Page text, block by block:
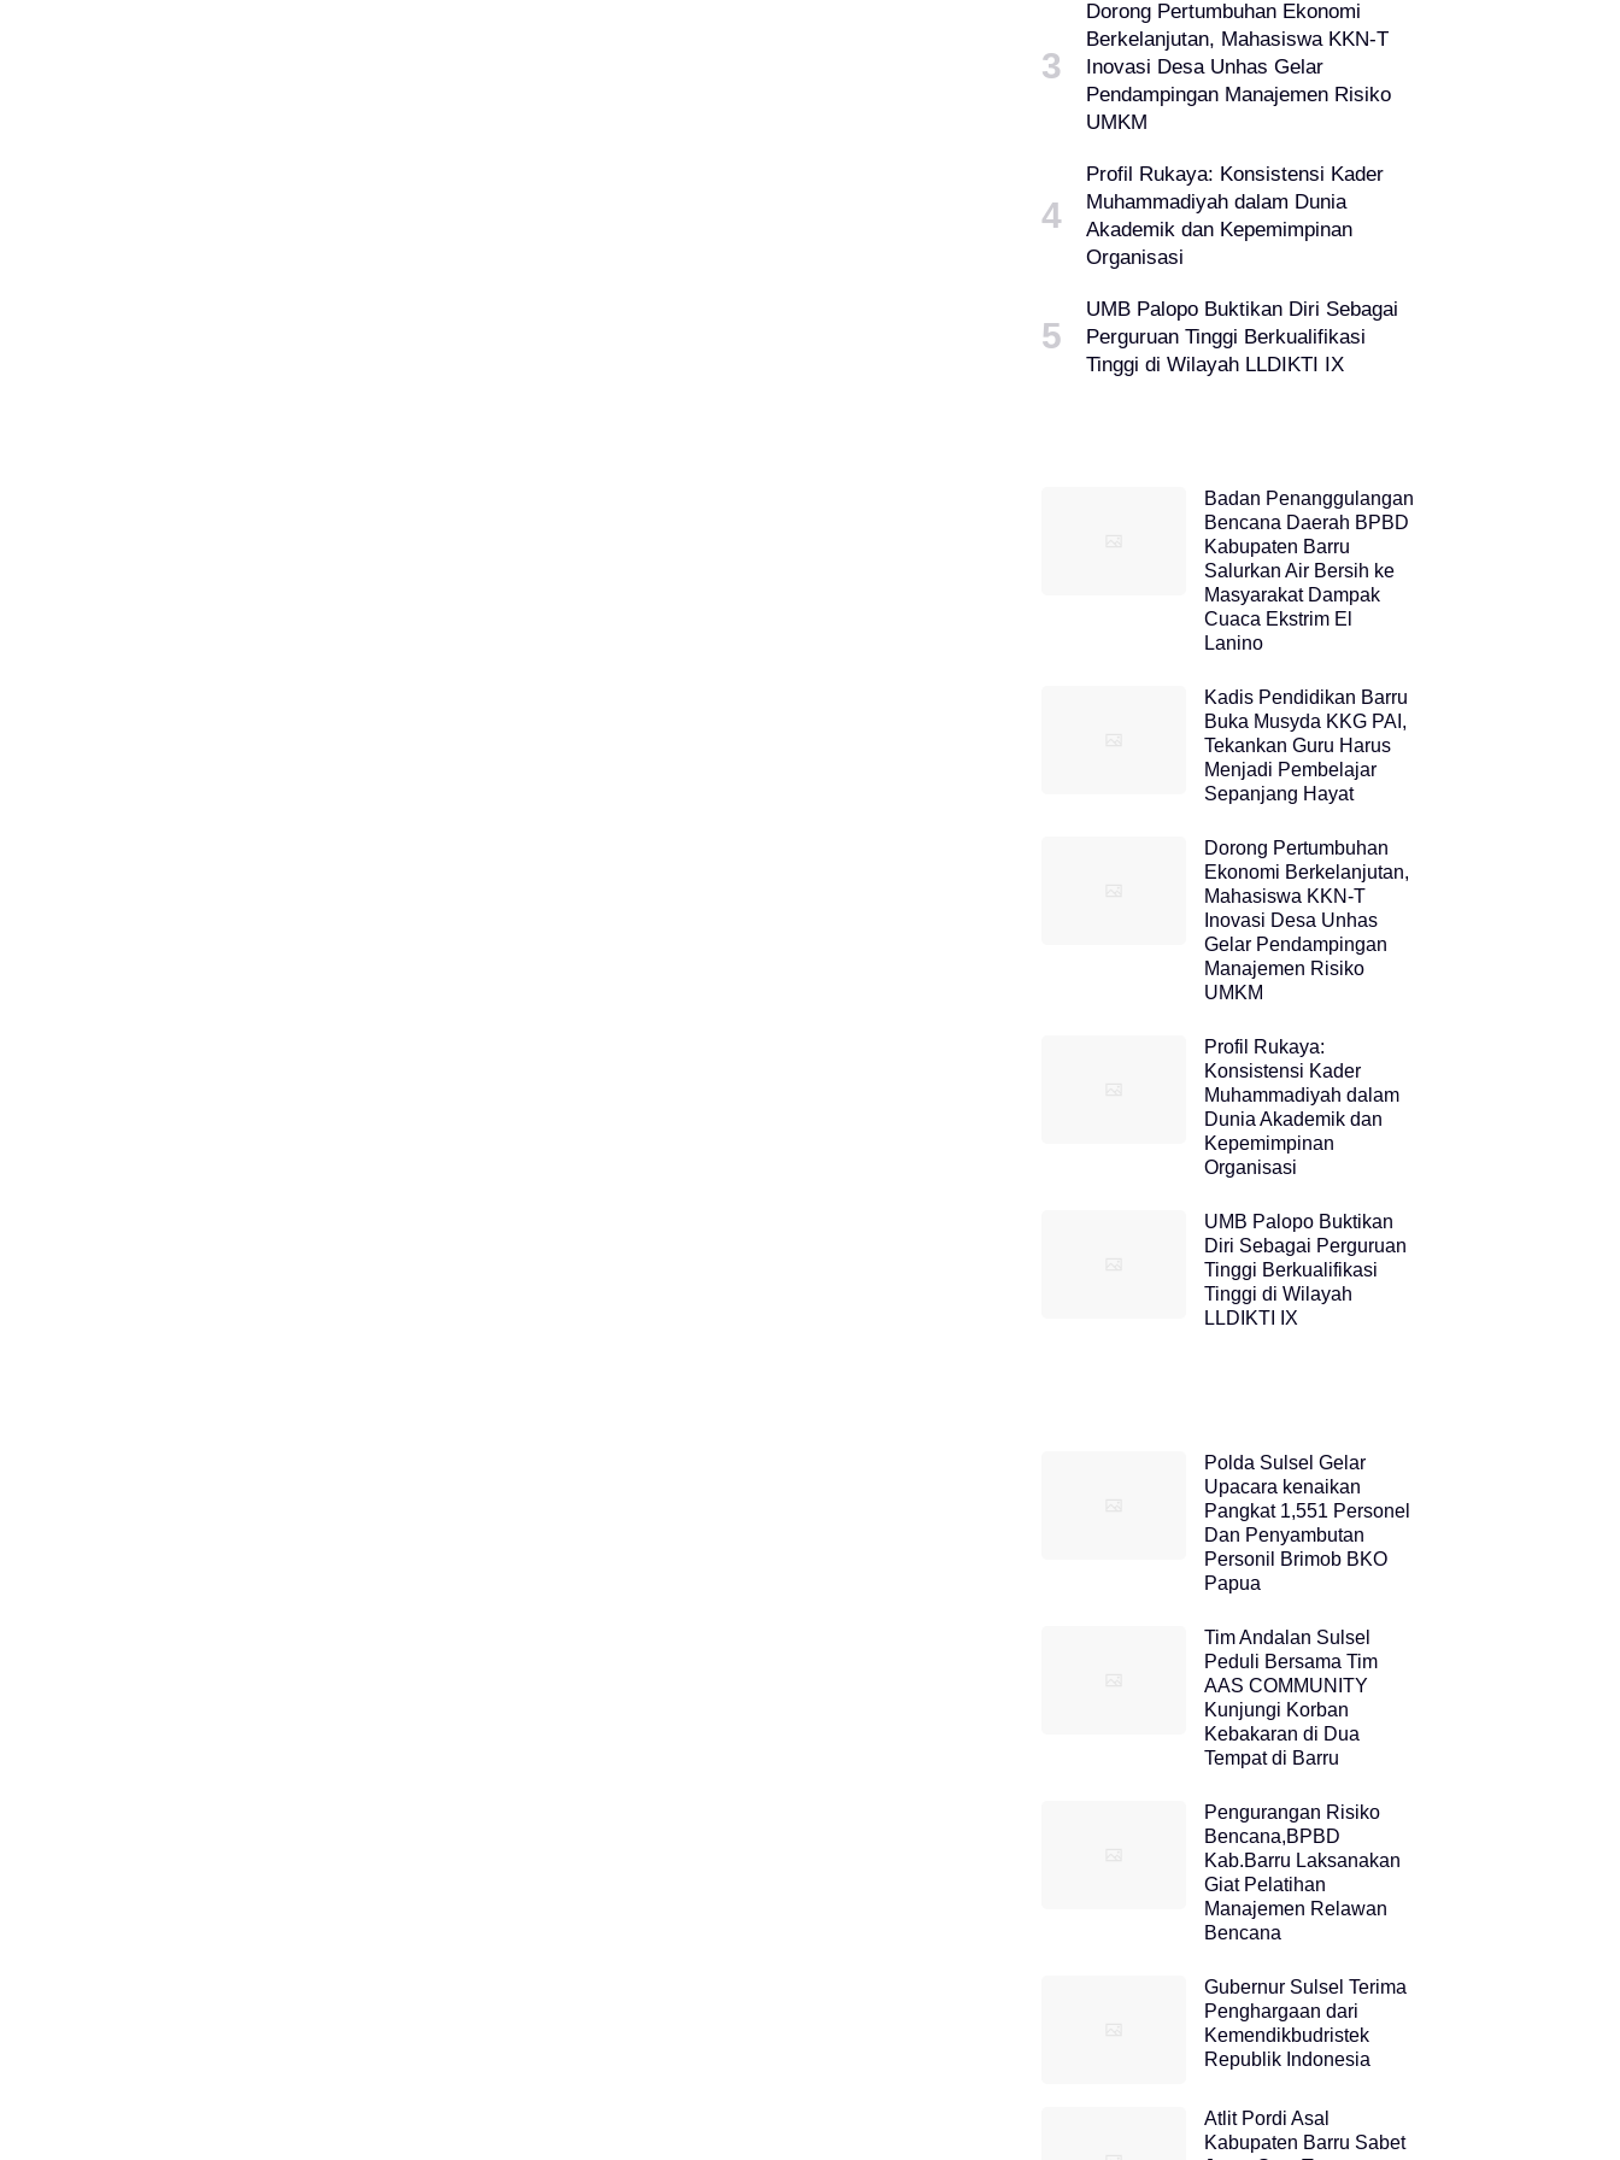
Dorong Pertumbuhan Ekonomi
Berkelanjutan, Mahasiswa KKN-T
Inovasi Desa Unhas Gelar
Pendampingan Manajemen Risiko
UMKM
Profil Rukaya: Konsistensi Kader
Muhammadiyah dalam Dunia
Akademik dan Kepemimpinan
Organisasi
UMB Palopo Buktikan Diri Sebagai
Perguruan Tinggi Berkualifikasi
Tinggi di Wilayah LLDIKTI IX
Badan Penanggulangan
Bencana Daerah BPBD
Kabupaten Barru
Salurkan Air Bersih ke
Masyarakat Dampak
Cuaca Ekstrim El
Lanino
Kadis Pendidikan Barru
Buka Musyda KKG PAI,
Tekankan Guru Harus
Menjadi Pembelajar
Sepanjang Hayat
Dorong Pertumbuhan
Ekonomi Berkelanjutan,
Mahasiswa KKN-T
Inovasi Desa Unhas
Gelar Pendampingan
Manajemen Risiko
UMKM
Profil Rukaya:
Konsistensi Kader
Muhammadiyah dalam
Dunia Akademik dan
Kepemimpinan
Organisasi
UMB Palopo Buktikan
Diri Sebagai Perguruan
Tinggi Berkualifikasi
Tinggi di Wilayah
LLDIKTI IX
Polda Sulsel Gelar
Upacara kenaikan
Pangkat 1,551 Personel
Dan Penyambutan
Personil Brimob BKO
Papua
Tim Andalan Sulsel
Peduli Bersama Tim
AAS COMMUNITY
Kunjungi Korban
Kebakaran di Dua
Tempat di Barru
Pengurangan Risiko
Bencana,BPBD
Kab.Barru Laksanakan
Giat Pelatihan
Manajemen Relawan
Bencana
Gubernur Sulsel Terima
Penghargaan dari
Kemendikbudristek
Republik Indonesia
Atlit Pordi Asal
Kabupaten Barru Sabet